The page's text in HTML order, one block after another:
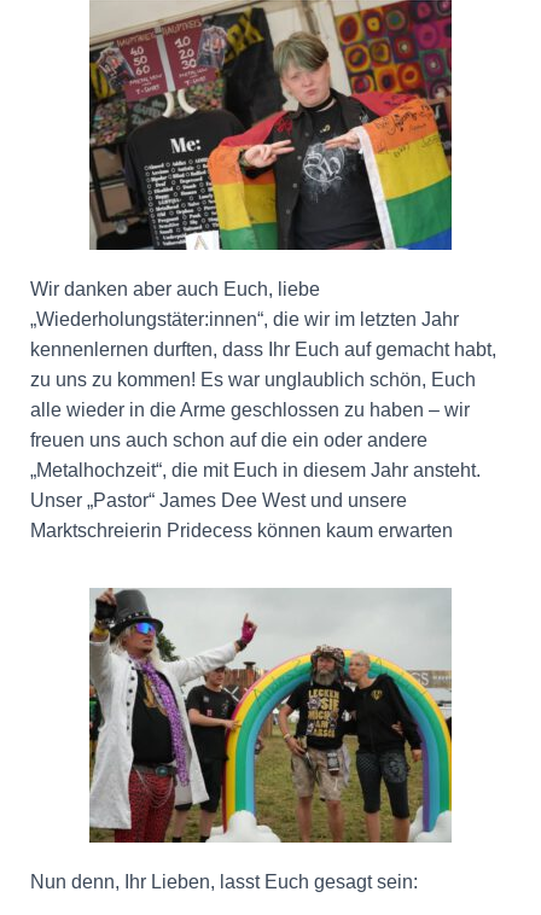
Wir danken aber auch Euch, liebe
„Wiederholungstäter:innen“, die wir im letzten Jahr
kennenlernen durften, dass Ihr Euch auf gemacht habt,
zu uns zu kommen! Es war unglaublich schön, Euch
alle wieder in die Arme geschlossen zu haben – wir
freuen uns auch schon auf die ein oder andere
„Metalhochzeit“, die mit Euch in diesem Jahr ansteht.
Unser „Pastor“ James Dee West und unsere
Marktschreierin Pridecess können kaum erwarten
Nun denn, Ihr Lieben, lasst Euch gesagt sein: